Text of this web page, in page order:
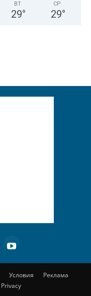
ВТ
29°
СР
29°
Условия
Реклама
Privacy